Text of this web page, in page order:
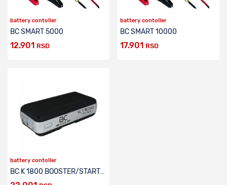
battery contoller
BC SMART 5000
12.901 RSD
battery contoller
BC SMART 10000
17.901 RSD
battery contoller
BC K 1800 BOOSTER/STARTER ZA AUTOMOBILE I MOTORE